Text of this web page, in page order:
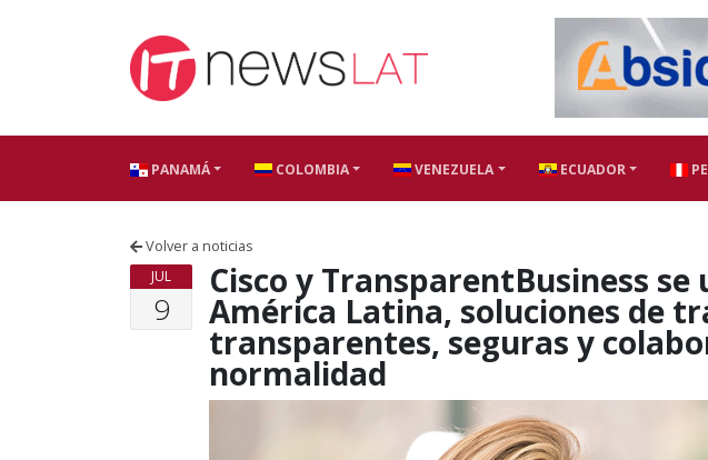
PANAMÁ COLOMBIA VENEZUELA ECUADOR
Volver a noticias
JUL
9
Cisco y TransparentBusiness
América Latina, soluciones de
transparentes, seguras y
normalidad